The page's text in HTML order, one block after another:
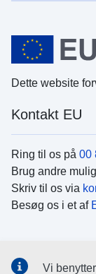
Dette website
Kontakt EU
Ring til os på 00
Brug andre
Skriv til os via
Besøg os i et af
Vi